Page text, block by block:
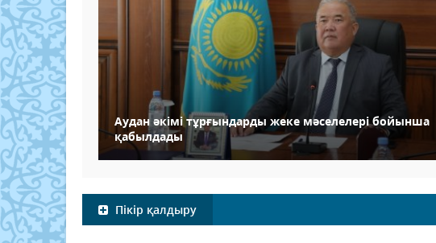
Аудан әкімі тұрғындарды жеке мәселелері бойынша
қабылдады
Пікір қалдыру